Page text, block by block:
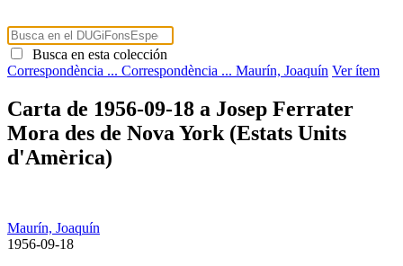
Busca en esta colección
Correspondència ... Correspondència ... Maurín, Joaquín Ver ítem
Carta de 1956-09-18 a Josep Ferrater
Mora des de Nova York (Estats Units
d'Amèrica)
Maurín, Joaquín
​ 1956-09-18